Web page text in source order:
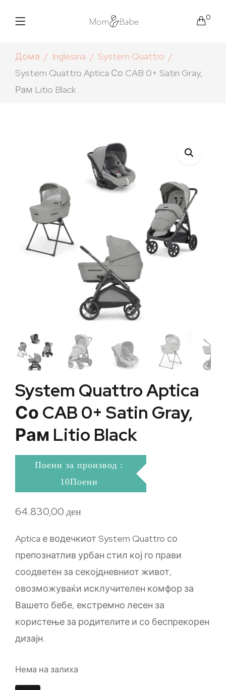
0
Дома Inglesina
System Quattro
System Quattro Aptica Со CAB 0+ Satin Gray,
Рам Litio Black
System Quattro Aptica
Со CAB 0+ Satin Gray,
Рам Litio Black
Поени за производ :
10Поени
64.830,00ден
Aptica е водечкиот System Quattro со
препознатлив урбан стил кој го прави
соодветен за секојдневниот живот,
овозможуваќи исклучителен комфор за
Вашето бебе, екстремно лесен за
користење за родителите и со беспрекорен
дизајн.
Нема на залиха